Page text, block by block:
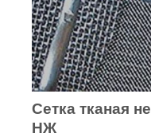
Сетка тканая
НЖ